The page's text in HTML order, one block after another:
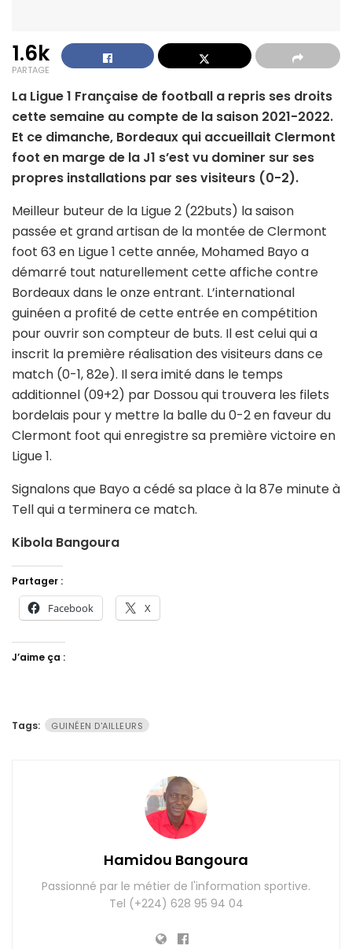
1.6k
PARTAGE
La Ligue 1 Française de football a repris ses droits
cette semaine au compte de la saison 2021-2022.
Et ce dimanche, Bordeaux qui accueillait Clermont
foot en marge de la J1 s’est vu dominer sur ses
propres installations par ses visiteurs (0-2).
Meilleur buteur de la Ligue 2 (22buts) la saison
passée et grand artisan de la montée de Clermont
foot 63 en Ligue 1 cette année, Mohamed Bayo a
démarré tout naturellement cette affiche contre
Bordeaux dans le onze entrant. L’international
guinéen a profité de cette entrée en compétition
pour ouvrir son compteur de buts. Il est celui qui a
inscrit la première réalisation des visiteurs dans ce
match (0-1, 82e). Il sera imité dans le temps
additionnel (09+2) par Dossou qui trouvera les filets
bordelais pour y mettre la balle du 0-2 en faveur du
Clermont foot qui enregistre sa première victoire en
Ligue 1.
Signalons que Bayo a cédé sa place à la 87e minute à
Tell qui a terminera ce match.
Kibola Bangoura
Partager :
Facebook X
J’aime ça :
Tags: GUINÉEN D'AILLEURS
Hamidou Bangoura
Passionné par le métier de l'information sportive.
Tel (+224) 628 95 94 04